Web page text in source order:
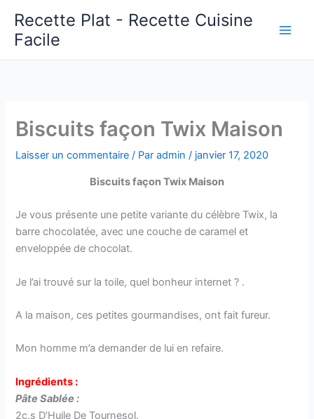
contenu
Recette Plat - Recette Cuisine
Facile
Biscuits façon Twix Maison
Laisser un commentaire / Paradmin/ janvier 17, 2020
Biscuits façon Twix Maison
Je vous présente une petite variante du célèbre Twix, la
barre chocolatée, avec une couche de caramel et
enveloppée de chocolat.
Je l’ai trouvé sur la toile, quel bonheur internet ? .
A la maison, ces petites gourmandises, ont fait fureur.
Mon homme m’a demander de lui en refaire.
Ingrédients :
Pâte Sablée :
2c.s D’Huile De Tournesol.